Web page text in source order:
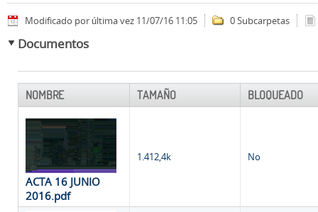
Modificado por última vez 11/07/16 11:05 0 Subcarpetas
Documentos
NOMBRE TAMAÑO BLOQUEADO
ACTA 16 JUNIO
2016.pdf
1.412,4k No